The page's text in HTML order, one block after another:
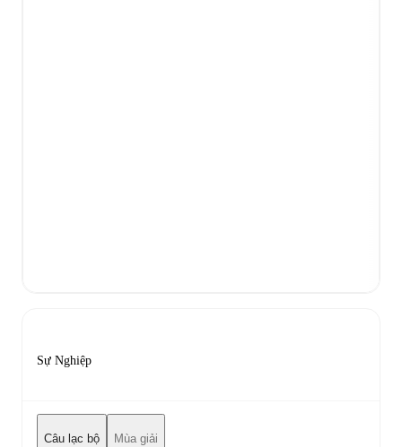
Sự Nghiệp
Câu lạc bộ Mùa giải